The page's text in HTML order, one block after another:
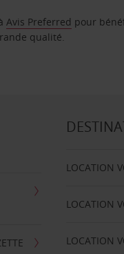
Avis Preferred pour
qualité.
LOCATION
LOCATION
LOCATION